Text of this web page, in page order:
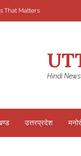
That Matters
Hindi
उत्तरप्रदेश